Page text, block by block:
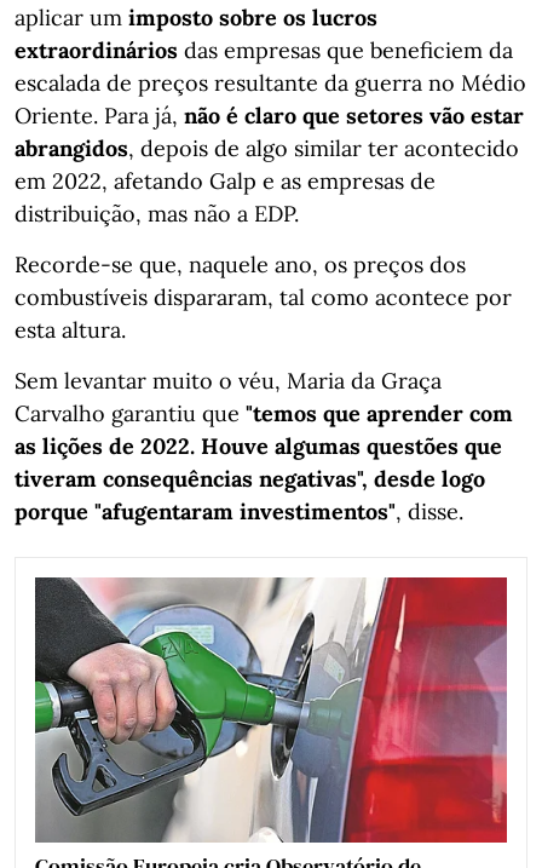
aplicar um imposto sobre os lucros
extraordinários das empresas que beneficiem da
escalada de preços resultante da guerra no Médio
Oriente. Para já, não é claro que setores vão estar
abrangidos, depois de algo similar ter acontecido
em 2022, afetando Galp e as empresas de
distribuição, mas não a EDP.
Recorde-se que, naquele ano, os preços dos
combustíveis dispararam, tal como acontece por
esta altura.
Sem levantar muito o véu, Maria da Graça
Carvalho garantiu que "temos que aprender com
as lições de 2022. Houve algumas questões que
tiveram consequências negativas", desde logo
porque "afugentaram investimentos", disse.